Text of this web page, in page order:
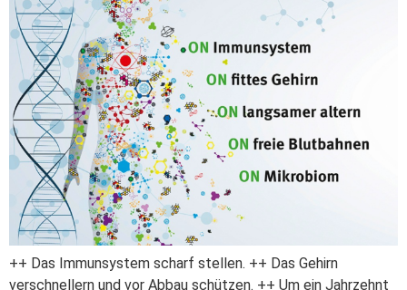
++ Das Immunsystem scharf stellen. ++ Das Gehirn
verschnellern und vor Abbau schützen. ++ Um ein Jahrzehnt